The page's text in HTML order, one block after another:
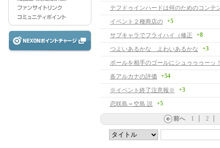
テフドゥインハードは何のためのコンテ
イベント２種商店の
+5
サブキャラでフライハイ（修正 +8
つよいあるかな よわいあるかな +3
ボールを相手のゴールにシュゥゥゥーッ
各アルカナの評価
+54
※イベント終了注意報※ +3
恋咲島＝空島 説 +5
前へ 1 2